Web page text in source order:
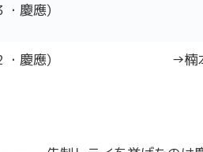
・慶應)
・慶應) →楠